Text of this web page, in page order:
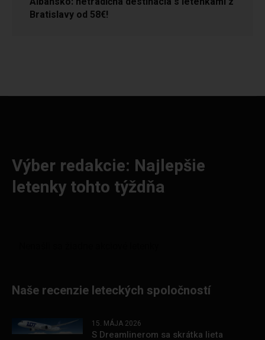
Bratislavy od 58€!
Výber redakcie: Najlepšie
letenky tohto týždňa
Naše recenzie leteckých spoločností
15. MÁJA 2026
S Dreamlinerom sa skrátka lieta